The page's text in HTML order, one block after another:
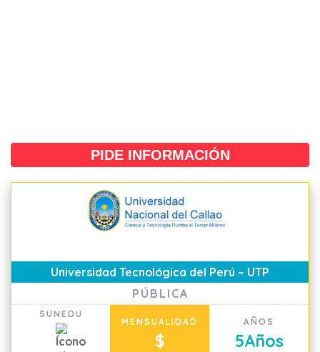
PIDE INFORMACIÓN
Universidad Tecnológica del Perú – UTP
PÚBLICA
SUNEDU
MENSUALIDAD
$
AÑOS
5Años